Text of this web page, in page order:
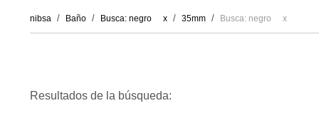
nibsa Baño Busca: negro x 35mm Busca: negro x
Resultados de la búsqueda: